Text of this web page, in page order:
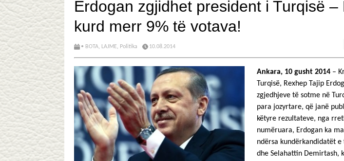
Erdogan zgjidhet president i Turqisë –
kurd merr 9% të votava!
• BOTA, LAJME, Politika 10.08.2014
Ankara, 10 gusht 2014 –
Turqisë, Rexhep Tajip
zgjedhjeve të sotme në
para jozyrtare, që janë
këtyre rezultateve, nga
numëruara, Erdogan ka
ndërsa kundërkandidatët
dhe Selahattin Demirtash,